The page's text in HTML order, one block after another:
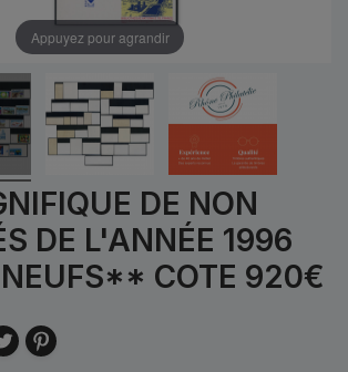
Appuyez pour agrandir
DE NON
DE L'ANNÉE 1996
NEUFS** COTE 920€